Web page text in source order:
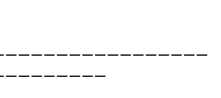
ーーーーーーーーーーーーーーーー
ーーーーーーーー